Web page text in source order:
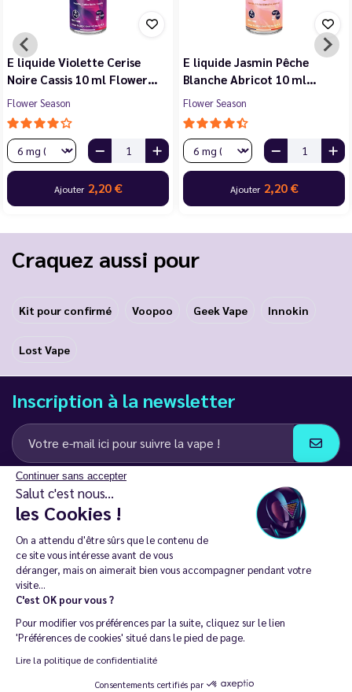
Continuer sans accepter
Salut c'est nous...
les Cookies !
On a attendu d'être sûrs que le contenu de
ce site vous intéresse avant de vous
déranger, mais on aimerait bien vous accompagner pendant votre
visite...
C'est OK pour vous ?
Pour modifier vos préférences par la suite, cliquez sur le lien
'Préférences de cookies' situé dans le pied de page.
Lire la politique de confidentialité
Consentements certifiés par
E liquide Violette Cerise
Noire Cassis 10 ml Flower…
Flower Season
Ajouter 2,20 €
E liquide Jasmin Pêche
Blanche Abricot 10 ml…
Flower Season
Ajouter 2,20 €
Craquez aussi pour
Kit pour confirmé Voopoo Geek Vape Innokin
Lost Vape
Inscription à la newsletter
J’accepte de recevoir des communications e-mail et SMS de la part de
LD Groupe
Restez en contact
La vente de cigarette électronique est interdite chez les moins de
18 ans. 🔞
Copyright © 2014 - 2026 Le Vapoteur Discount - Tous droits